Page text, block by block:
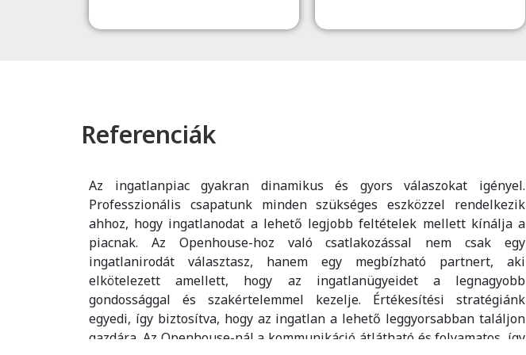
Referenciák
Az ingatlanpiac gyakran dinamikus és gyors válaszokat igényel.
Professzionális csapatunk minden szükséges eszközzel rendelkezik
ahhoz, hogy ingatlanodat a lehető legjobb feltételek mellett kínálja a
piacnak. Az Openhouse-hoz való csatlakozással nem csak egy
ingatlanirodát választasz, hanem egy megbízható partnert, aki
elkötelezett amellett, hogy az ingatlanügyeidet a legnagyobb
gondossággal és szakértelemmel kezelje. Értékesítési stratégiánk
egyedi, így biztosítva, hogy az ingatlan a lehető leggyorsabban találjon
gazdára. Az Openhouse-nál a kommunikáció átlátható és folyamatos, így